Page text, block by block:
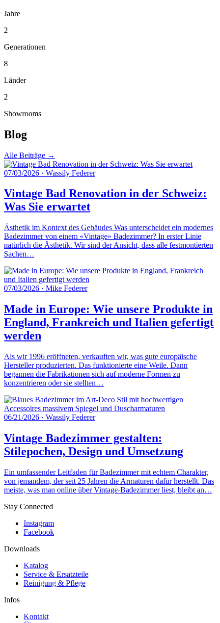
Jahre
2
Generationen
8
Länder
2
Showrooms
Blog
Alle Beiträge →
07/03/2026 · Wassily Federer
Vintage Bad Renovation in der Schweiz:
Was Sie erwartet
Ästhetik im Kontext des Gebäudes Was unterscheidet ein modernes
Badezimmer von einem «Vintage» Badezimmer? In erster Linie
natürlich die Ästhetik. Wir sind der Ansicht, dass alle festmontierten
Sachen…
07/03/2026 · Mike Federer
Made in Europe: Wie unsere Produkte in
England, Frankreich und Italien gefertigt
werden
Als wir 1996 eröffneten, verkauften wir, was gute europäische
Hersteller produzierten. Das funktionierte eine Weile. Dann
begannen die Fabrikationen sich auf moderne Formen zu
konzentrieren oder sie stellten…
06/21/2026 · Wassily Federer
Vintage Badezimmer gestalten:
Stilepochen, Design und Umsetzung
Ein umfassender Leitfaden für Badezimmer mit echtem Charakter,
von jemandem, der seit 25 Jahren die Armaturen dafür herstellt. Das
meiste, was man online über Vintage-Badezimmer liest, bleibt an…
Stay Connected
Instagram
Facebook
Downloads
Katalog
Service & Ersatzteile
Reinigung & Pflege
Infos
Kontakt